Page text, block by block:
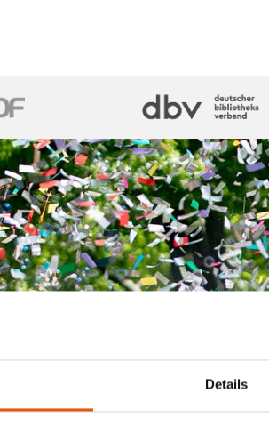
Details